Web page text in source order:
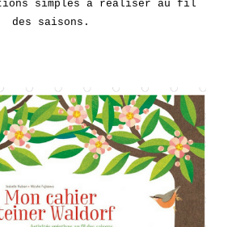
simples à réaliser au fil
des saisons.